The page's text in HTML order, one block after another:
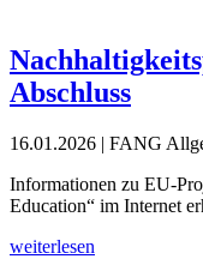
Abschluss
16.01.2026 | FANG
Informationen zu EU-
Education“ im Internet
weiterlesen